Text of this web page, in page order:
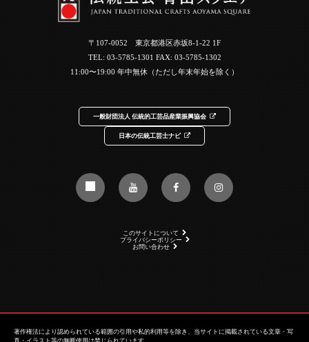
〒107-0052 東京都港区赤坂8-1-22 1F
TEL: 03-5785-1301 FAX: 03-5785-1302
11:00〜19:00 年中無休（ただし年末年始を除く）
一般財団法人 伝統的工芸品産業振興協会
日本の伝統工芸士ナビ
このサイトについて
プライバシーポリシー
お問い合わせ
著作権法により認められている範囲の引用や私的利用等を除き、当サイトに掲載されている文章・写